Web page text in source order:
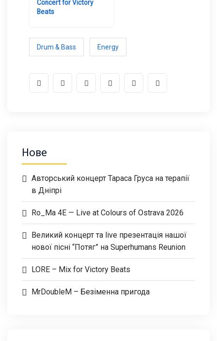
Concert for Victory
Beats
Drum & Bass Energy
Нове
Авторський концерт Тараса Груса на терапії
в Дніпрі
Ro_Ma 4E — Live at Colours of Ostrava 2026
Великий концерт та live презентація нашої
нової пісні “Потяг” на Superhumans Reunion
LORE – Mix for Victory Beats
MrDoubleM – Безіменна пригода